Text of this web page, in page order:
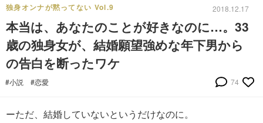
独身オンナが黙ってない Vol.9 2018.12.17
本当は、あなたのことが好きなのに…。33
歳の独身女が、結婚願望強めな年下男から
の告白を断ったワケ
#小説 #恋愛 74
ーただ、結婚していないというだけなのに。